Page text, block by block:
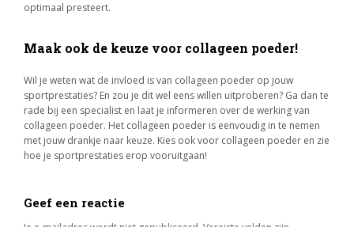
optimaal presteert.
Maak ook de keuze voor collageen poeder!
Wil je weten wat de invloed is van collageen poeder op jouw
sportprestaties? En zou je dit wel eens willen uitproberen? Ga dan te
rade bij een specialist en laat je informeren over de werking van
collageen poeder. Het collageen poeder is eenvoudig in te nemen
met jouw drankje naar keuze. Kies ook voor collageen poeder en zie
hoe je sportprestaties erop vooruitgaan!
Geef een reactie